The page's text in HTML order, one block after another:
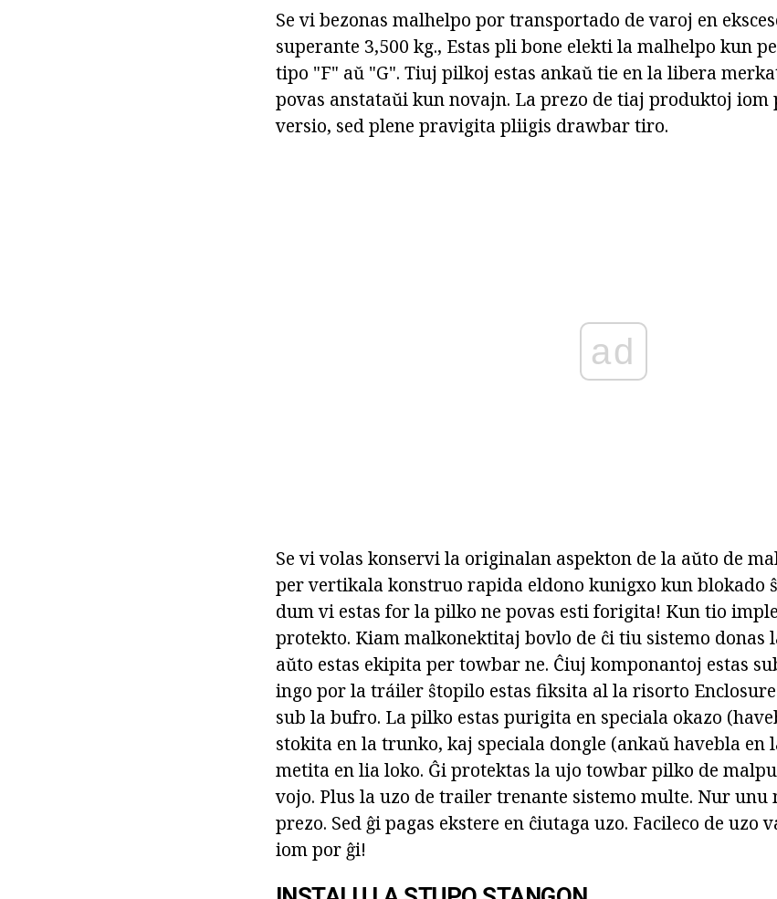
Se vi bezonas malhelpo por transportado de varoj en
superante 3,500 kg., Estas pli bone elekti la malhelpo kun
tipo "F" aŭ "G". Tiuj pilkoj estas ankaŭ tie en la libera
povas anstataŭi kun novajn. La prezo de tiaj produktoj
versio, sed plene pravigita pliigis drawbar tiro.
ad
Se vi volas konservi la originalan aspekton de la aŭto de
per vertikala konstruo rapida eldono kunigxo kun blokado
dum vi estas for la pilko ne povas esti forigita! Kun tio
protekto. Kiam malkonektitaj bovlo de ĉi tiu sistemo donas
aŭto estas ekipita per towbar ne. Ĉiuj komponantoj estas
ingo por la tráiler ŝtopilo estas fiksita al la risorto
sub la bufro. La pilko estas purigita en speciala okazo
stokita en la trunko, kaj speciala dongle (ankaŭ havebla en
metita en lia loko. Ĝi protektas la ujo towbar pilko de
vojo. Plus la uzo de trailer trenante sistemo multe. Nur unu
prezo. Sed ĝi pagas ekstere en ĉiutaga uzo. Facileco de uzo
iom por ĝi!